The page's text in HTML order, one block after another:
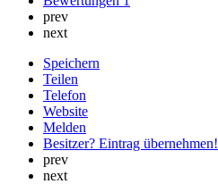
prev
next
Speichern
Teilen
Telefon
Website
Melden
Besitzer? Eintrag übernehmen!
prev
next